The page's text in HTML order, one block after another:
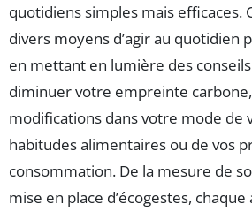
quotidiens simples mais efficaces.
divers moyens d’agir au quotidien
en mettant en lumière des
diminuer votre empreinte carbone,
modifications dans votre mode de
habitudes alimentaires ou de vos
consommation. De la mesure de
mise en place d’écogestes,